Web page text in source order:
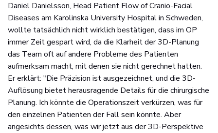
Daniel Danielsson, Head Patient Flow of Cranio-Facial
Diseases am Karolinska University Hospital in Schweden,
wollte tatsächlich nicht wirklich bestätigen, dass im OP
immer Zeit gespart wird, da die Klarheit der 3D-Planung
das Team oft auf andere Probleme des Patienten
aufmerksam macht, mit denen sie nicht gerechnet hatten.
Er erklärt: "Die Präzision ist ausgezeichnet, und die 3D-
Auflösung bietet herausragende Details für die chirurgische
Planung. Ich könnte die Operationszeit verkürzen, was für
den einzelnen Patienten der Fall sein könnte. Aber
angesichts dessen, was wir jetzt aus der 3D-Perspektive